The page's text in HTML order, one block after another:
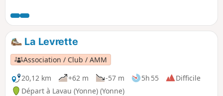
comme le chêne, le charme élancé ou formé en trognes et
les arbres des milieux humides tels le bouleau, le tremble,
l'aulne, le saule...
La Levrette
Association / Club / AMM
20,12 km
+62 m -57 m 5h 55
Difficile
Départ à Lavau (Yonne) (Yonne)